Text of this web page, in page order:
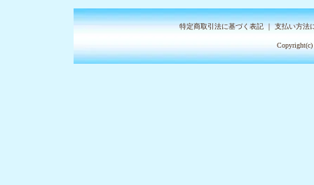
特定商取引法に基づく表記｜支払い方法